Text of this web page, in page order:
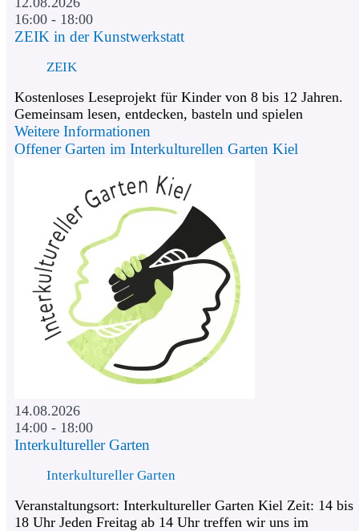
16:00 - 18:00
ZEIK in der Kunstwerkstatt
ZEIK
Kostenloses Leseprojekt für Kinder von 8 bis 12 Jahren.
Gemeinsam lesen, entdecken, basteln und spielen
Weitere Informationen
Offener Garten im Interkulturellen Garten Kiel
14.08.2026
14:00 - 18:00
Interkultureller Garten
Interkultureller Garten
Veranstaltungsort: Interkultureller Garten Kiel Zeit: 14 bis
18 Uhr Jeden Freitag ab 14 Uhr treffen wir uns im